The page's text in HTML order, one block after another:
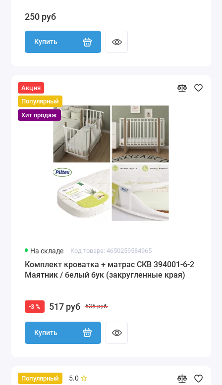
250 руб
Купить
Акция
Популярный
Хит продаж
На складе Код товара: 4650259584965
Комплект кроватка + матрас СКВ 394001-6-2
Маятник / белый бук (закругленные края)
-3 % 517 руб 535 руб
Купить
Популярный
5.0